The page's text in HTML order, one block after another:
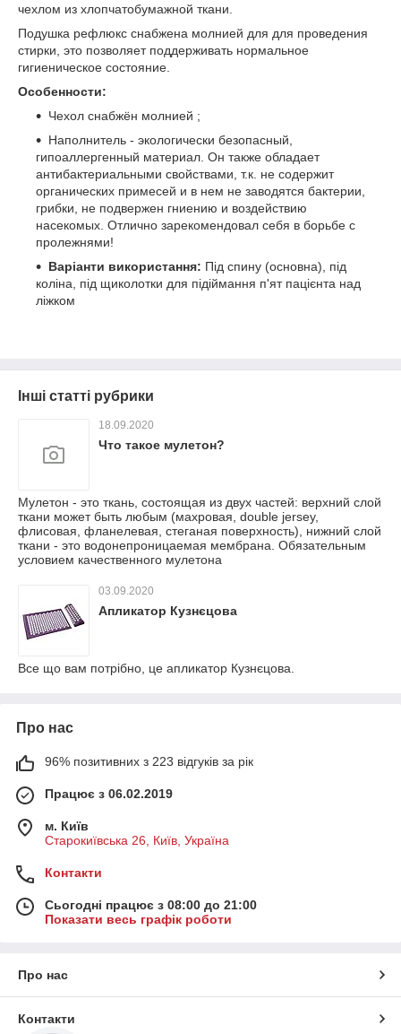
чехлом из хлопчатобумажной ткани.
Подушка рефлюкс снабжена молнией для для проведения
стирки, это позволяет поддерживать нормальное
гигиеническое состояние.
Особенности:
Чехол снабжён молнией ;
Наполнитель - экологически безопасный,
гипоаллергенный материал. Он также обладает
антибактериальными свойствами, т.к. не содержит
органических примесей и в нем не заводятся бактерии,
грибки, не подвержен гниению и воздействию
насекомых. Отлично зарекомендовал себя в борьбе с
пролежнями!
Варіанти використання: Під спину (основна), під
коліна, під щиколотки для підіймання п'ят пацієнта над
ліжком
Інші статті рубрики
18.09.2020
Что такое мулетон?
Мулетон - это ткань, состоящая из двух частей: верхний слой
ткани может быть любым (махровая, double jersey,
флисовая, фланелевая, стеганая поверхность), нижний слой
ткани - это водонепроницаемая мембрана. Обязательным
условием качественного мулетона
03.09.2020
Апликатор Кузнєцова
Все що вам потрібно, це апликатор Кузнєцова.
Про нас
96% позитивних з 223 відгуків за рік
Працює з 06.02.2019
м. Київ
Старокиївська 26, Київ, Україна
Контакти
Сьогодні працює з 08:00 до 21:00
Показати весь графік роботи
Про нас
Контакти